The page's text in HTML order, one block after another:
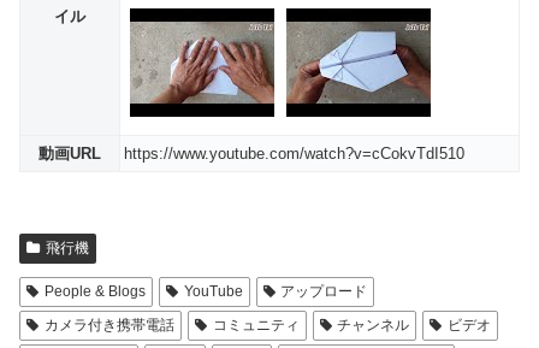
イル
動画URL https://www.youtube.com/watch?v=cCokvTdI510
飛行機
People & Blogs YouTube
アップロード
カメラ付き携帯電話
コミュニティ チャンネル
ビデオ